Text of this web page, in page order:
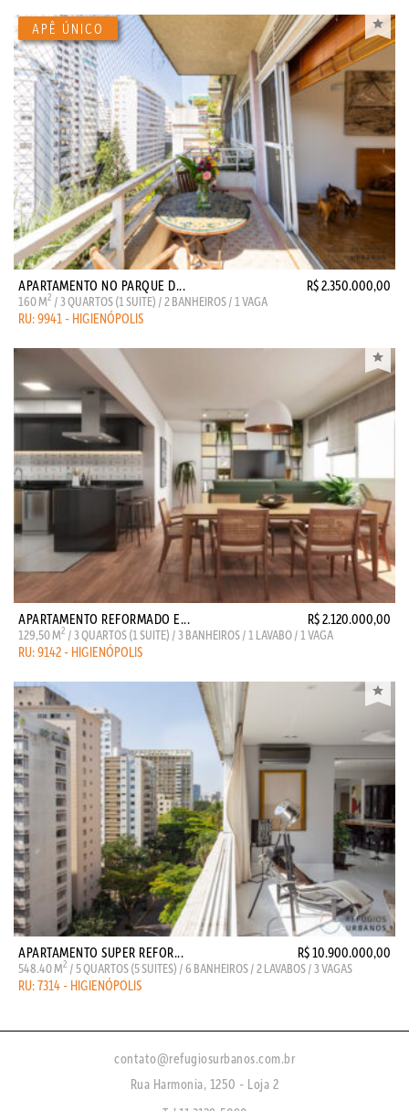
APARTAMENTO NO PARQUE D... R$ 2.350.000,00
160 M2 / 3 QUARTOS (1 SUITE) / 2 BANHEIROS / 1 VAGA
RU: 9941 - HIGIENÓPOLIS
APARTAMENTO REFORMADO E... R$ 2.120.000,00
129,50 M2 / 3 QUARTOS (1 SUITE) / 3 BANHEIROS / 1 LAVABO / 1 VAGA
RU: 9142 - HIGIENÓPOLIS
APARTAMENTO SUPER REFOR... R$ 10.900.000,00
548.40 M2 / 5 QUARTOS (5 SUITES) / 6 BANHEIROS / 2 LAVABOS / 3 VAGAS
RU: 7314 - HIGIENÓPOLIS
contato@refugiosurbanos.com.br
Rua Harmonia, 1250 - Loja 2